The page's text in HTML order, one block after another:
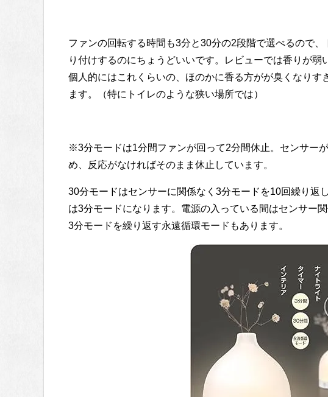
ファンの回転する時間も3分と30分の2段階で選べるので
り付けするのにちょうどいいです。レビューでは香りが弱
個人的にはこれくらいの、ほのかに香る方がが臭くなりす
ます。（特にトイレのような狭い場所では）
※3分モードは1分間ファンが回って2分間休止。センサー
め、反応がなければそのまま休止しています。
30分モードはセンサーに関係なく3分モードを10回繰り返
は3分モードになります。電源の入っている間はセンサー
3分モードを繰り返す永遠循環モードもあります。